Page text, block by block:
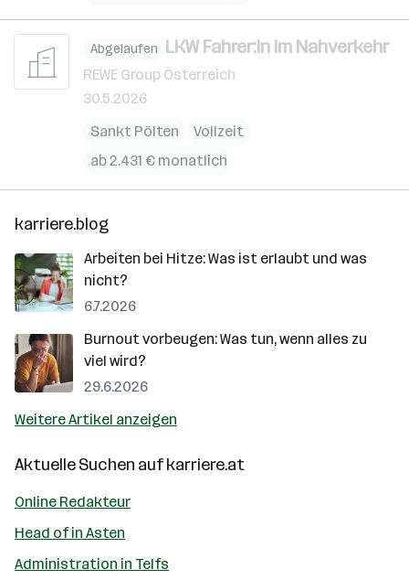
Abgelaufen LKW Fahrer:in im Nahverkehr
REWE Group Österreich
30.5.2026
Sankt Pölten
Vollzeit
ab 2.431 € monatlich
karriere.blog
Arbeiten bei Hitze: Was ist erlaubt und was
nicht?
6.7.2026
Burnout vorbeugen: Was tun, wenn alles zu
viel wird?
29.6.2026
Weitere Artikel anzeigen
Aktuelle Suchen aufkarriere.at
Online Redakteur
Head of in Asten
Administration in Telfs